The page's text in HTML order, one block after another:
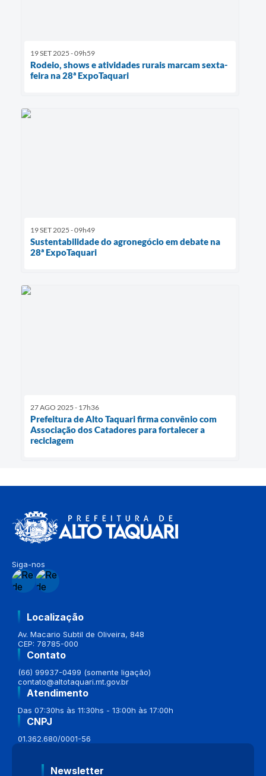
19 SET 2025 - 09h59
Rodeio, shows e atividades rurais marcam sexta-
feira na 28ª ExpoTaquari
19 SET 2025 - 09h49
Sustentabilidade do agronegócio em debate na
28ª ExpoTaquari
27 AGO 2025 - 17h36
Prefeitura de Alto Taquari firma convênio com
Associação dos Catadores para fortalecer a
reciclagem
Siga-nos
Localização
Av. Macario Subtil de Oliveira, 848
CEP: 78785-000
Contato
(66) 99937-0499 (somente ligação)
contato@altotaquari.mt.gov.br
Atendimento
Das 07:30hs às 11:30hs - 13:00h às 17:00h
CNPJ
01.362.680/0001-56
Newsletter